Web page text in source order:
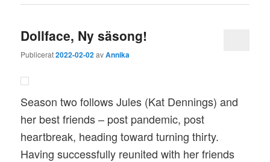
Dollface, Ny säsong!
Publicerat2022-02-02avAnnika
Season two follows Jules (Kat Dennings) and
her best friends – post pandemic, post
heartbreak, heading toward turning thirty.
Having successfully reunited with her friends